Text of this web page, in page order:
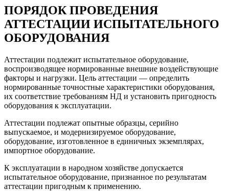
ПОРЯДОК ПРОВЕДЕНИЯ
АТТЕСТАЦИИ ИСПЫТАТЕЛЬНОГО
ОБОРУДОВАНИЯ
Аттестации подлежит испытательное оборудование,
воспроизводящее нормированные внешние воздействующие
факторы и нагрузки. Цель аттестации — определить
нормированные точностные характеристики оборудования,
их соответствие требованиям НД и установить пригодность
оборудования к эксплуатации.
Аттестации подлежат опытные образцы, серийно
выпускаемое, и модернизируемое оборудование,
оборудование, изготовленное в единичных экземплярах,
импортное оборудование.
К эксплуатации в народном хозяйстве допускается
испытательное оборудование, признанное по результатам
аттестации пригодным к применению.